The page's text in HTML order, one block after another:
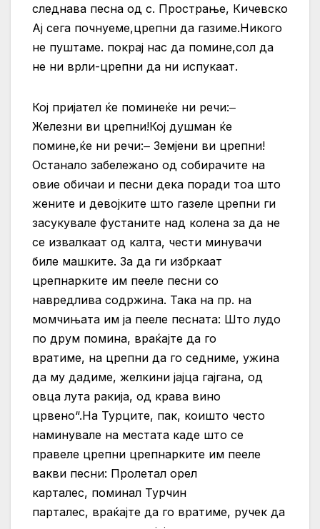
следнава песна од с. Прострање, Кичевско
Ај сега почнуеме,црепни да газиме.Никого
не пуштаме. покрај нас да помине,сол да
не ни врли-црепни да ни испукаат.
Кој пријател ќе поминеќе ни речи:‒
Железни ви црепни!Кој душман ќе
помине,ќе ни речи:‒ Земјени ви црепни!
Останало забележано од собирачите на
овие обичаи и песни дека поради тоа што
жените и девојките што газеле црепни ги
засукувале фустаните над колена за да не
се извалкаат од калта, чести минувачи
биле машките. За да ги избркаат
црепнарките им пееле песни со
навредлива содржина. Така на пр. на
момчињата им ја пееле песната: Што лудо
по друм помина, враќајте да го
вратиме, на црепни да го седниме, ужина
да му дадиме, желкини јајца гајгана, од
овца лута ракија, од крава вино
црвено“.На Турците, пак, коишто често
наминувале на местата каде што се
правеле црепни црепнарките им пееле
вакви песни: Пролетал орел
карталес, поминал Турчин
парталес, враќајте да го вратиме, ручек да